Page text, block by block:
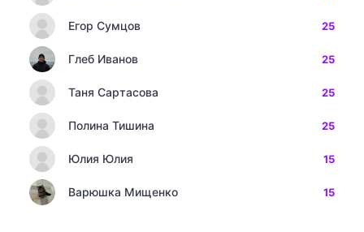
Егор Сумцов 25
Глеб Иванов 25
Таня Сартасова 25
Полина Тишина 25
Юлия Юлия 15
Варюшка Мищенко 15